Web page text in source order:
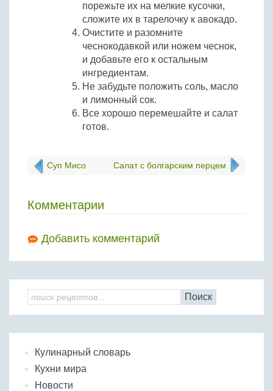
порежьте их на мелкие кусочки,
сложите их в тарелочку к авокадо.
Очистите и разомните
чеснокодавкой или ножем чеснок,
и добавьте его к остальным
ингредиентам.
Не забудьте положить соль, масло
и лимонный сок.
Все хорошо перемешайте и салат
готов.
Суп Мисо Салат с болгарским перцем
Комментарии
Добавить комментарий
Поиск
Кулинарный словарь
Кухни мира
Новости